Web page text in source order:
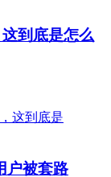
到底是怎么
户被套路